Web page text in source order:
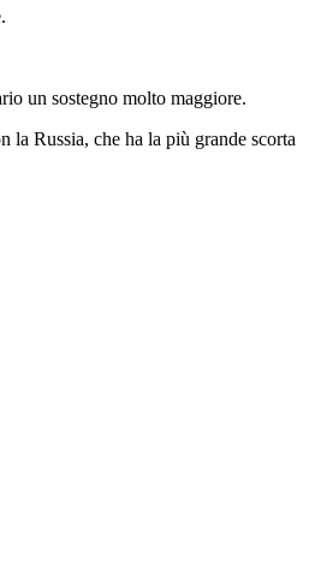
un sostegno molto maggiore.
Russia, che ha la più grande scorta